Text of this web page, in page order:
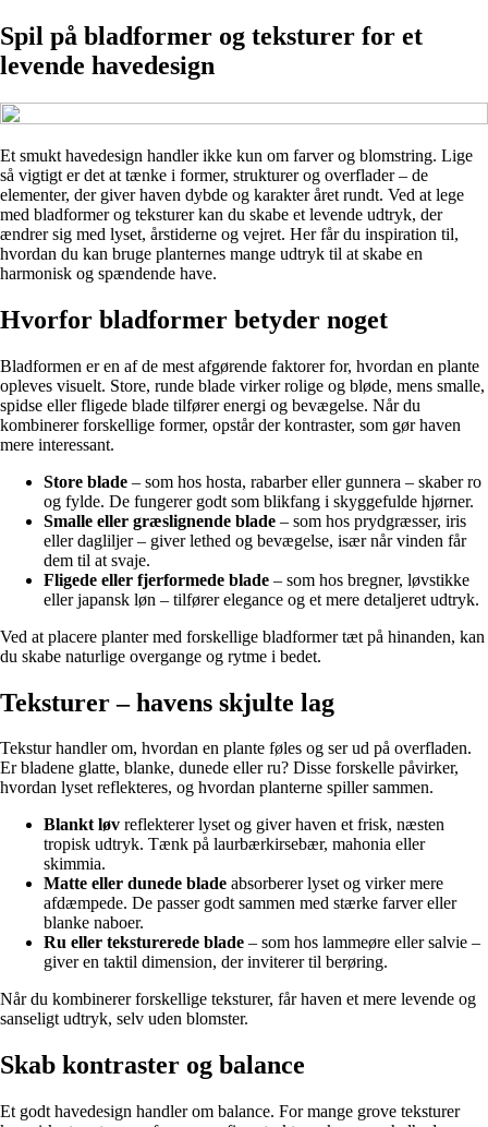
Spil på bladformer og teksturer for et
levende havedesign
Et smukt havedesign handler ikke kun om farver og blomstring. Lige
så vigtigt er det at tænke i former, strukturer og overflader – de
elementer, der giver haven dybde og karakter året rundt. Ved at lege
med bladformer og teksturer kan du skabe et levende udtryk, der
ændrer sig med lyset, årstiderne og vejret. Her får du inspiration til,
hvordan du kan bruge planternes mange udtryk til at skabe en
harmonisk og spændende have.
Hvorfor bladformer betyder noget
Bladformen er en af de mest afgørende faktorer for, hvordan en plante
opleves visuelt. Store, runde blade virker rolige og bløde, mens smalle,
spidse eller fligede blade tilfører energi og bevægelse. Når du
kombinerer forskellige former, opstår der kontraster, som gør haven
mere interessant.
Store blade – som hos hosta, rabarber eller gunnera – skaber ro
og fylde. De fungerer godt som blikfang i skyggefulde hjørner.
Smalle eller græslignende blade – som hos prydgræsser, iris
eller dagliljer – giver lethed og bevægelse, især når vinden får
dem til at svaje.
Fligede eller fjerformede blade – som hos bregner, løvstikke
eller japansk løn – tilfører elegance og et mere detaljeret udtryk.
Ved at placere planter med forskellige bladformer tæt på hinanden, kan
du skabe naturlige overgange og rytme i bedet.
Teksturer – havens skjulte lag
Tekstur handler om, hvordan en plante føles og ser ud på overfladen.
Er bladene glatte, blanke, dunede eller ru? Disse forskelle påvirker,
hvordan lyset reflekteres, og hvordan planterne spiller sammen.
Blankt løv reflekterer lyset og giver haven et frisk, næsten
tropisk udtryk. Tænk på laurbærkirsebær, mahonia eller
skimmia.
Matte eller dunede blade absorberer lyset og virker mere
afdæmpede. De passer godt sammen med stærke farver eller
blanke naboer.
Ru eller teksturerede blade – som hos lammeøre eller salvie –
giver en taktil dimension, der inviterer til berøring.
Når du kombinerer forskellige teksturer, får haven et mere levende og
sanseligt udtryk, selv uden blomster.
Skab kontraster og balance
Et godt havedesign handler om balance. For mange grove teksturer